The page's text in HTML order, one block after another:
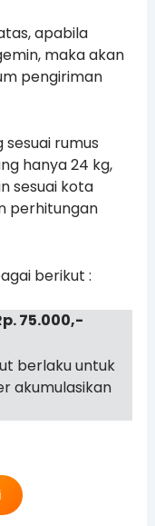
apabila
maka akan
pengiriman
rumus
hanya 24 kg,
sesuai kota
perhitungan
berikut :
75.000,-
berlaku untuk
akumulasikan